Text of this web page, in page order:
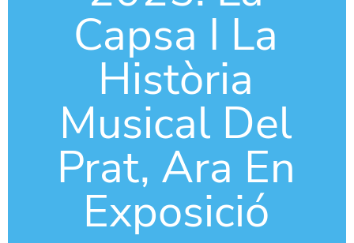
Capsa I La
Història
Musical Del
Prat, Ara En
Exposició